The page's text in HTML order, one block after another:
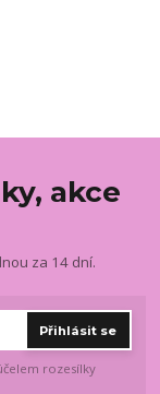
akce
za 14 dní.
Přihlásit se
rozesílky